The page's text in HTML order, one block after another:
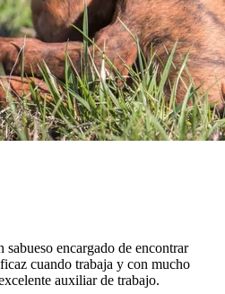
encargado de encontrar
cuando trabaja y con mucho
auxiliar de trabajo.